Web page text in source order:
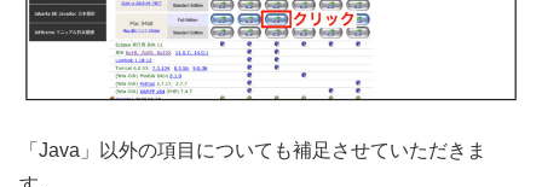
「Java」以外の項目についても補足させていただきま